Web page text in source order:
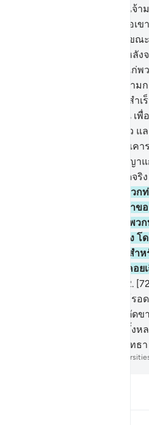
เตือนจากพระเจ้าของพวกเจ้
คนหนึ่งในหมู่พวกท่าน เพื่อเ
และพวกท่านจงรำลึกเถิด ข
ท่านเป็นผุ้สืบช่วงแทน มาหลั
และได้ทรงเพิ่มพละกำลังแก่
นั้นพวกท่านถึงรำลึกถึงความ
ว่าพวกท่านจะได้รับความสำเ
ว่า ที่ท่านมาหาพวกเรานั้น เพื่
ระอัลลอฮฺแต่เพียงองค์เดียว
บรรพบุรุษของพวกเราเคยเ
หรือ จงนำสิ่งที่ท่านได้สัญญาแ
เถิด หากท่านอยู่ในหมู่ผู้พูดจริง
แน่นอนได้เกิดขึ้นแล้วแก่พวก
ความกริ้วโกรธจากพระเจ้า
โต้เถียงฉันในบรรดาชื่อ ที่พ
พวกท่านได้ตั้งมันขึ้นมาเอง
ประทานหลักฐานใด ๆ มาสำ
หรือ ดังนั้นพวกท่านจงรอคอ
72.
บรรดาผู้ที่ร่วมอยู่กับเขาให้ร
เมตตาจากเรา และเราได้ตั
บรรดาผู้ที่ปฏิเสธโองการทั้งห
ปรากฏว่าพวกเขาเป็นผู้ศรัทธา
Society of Institutes and